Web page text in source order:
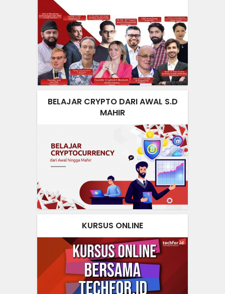
BELAJAR CRYPTO DARI AWAL S.D
MAHIR
KURSUS ONLINE